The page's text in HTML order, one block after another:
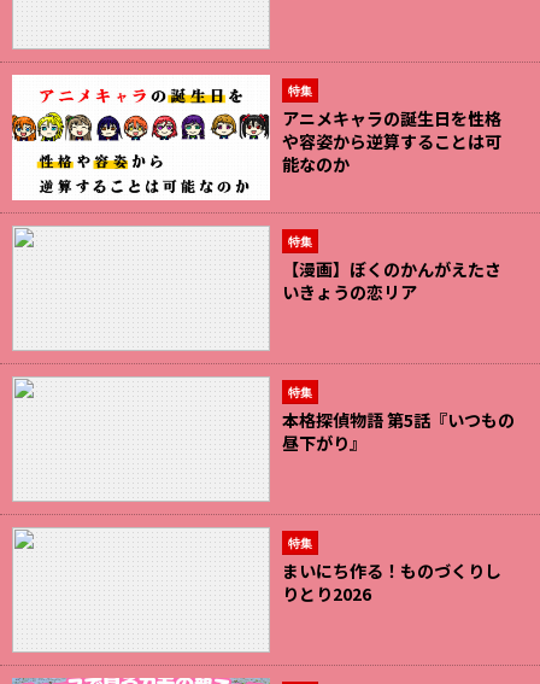
特集
アニメキャラの誕生日を性格
や容姿から逆算することは可
能なのか
特集
【漫画】ぼくのかんがえたさ
いきょうの恋リア
特集
本格探偵物語 第5話『いつもの
昼下がり』
特集
まいにち作る！ものづくりし
りとり2026